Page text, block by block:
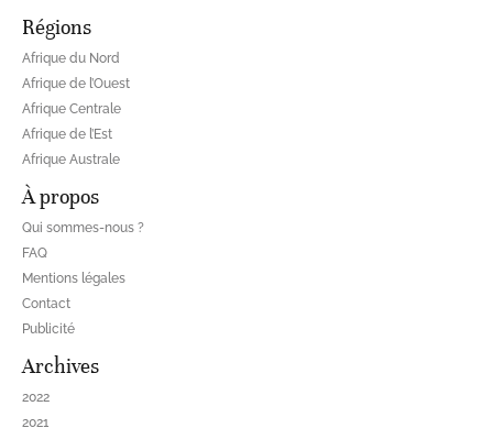
Régions
Afrique du Nord
Afrique de l’Ouest
Afrique Centrale
Afrique de l’Est
Afrique Australe
À propos
Qui sommes-nous ?
FAQ
Mentions légales
Contact
Publicité
Archives
2022
2021